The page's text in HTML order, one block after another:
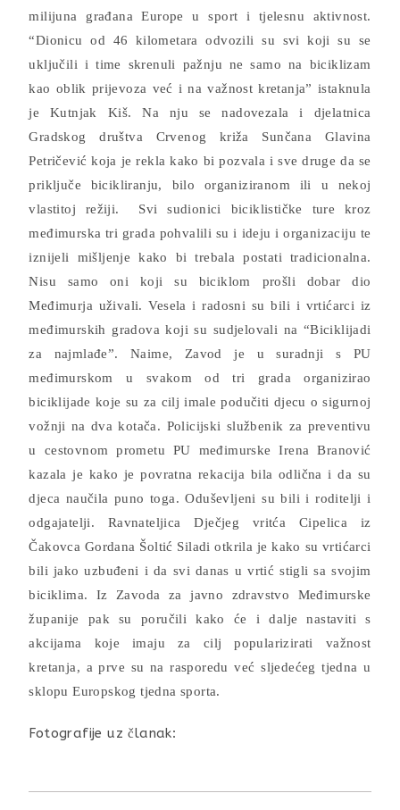
milijuna građana Europe u sport i tjelesnu aktivnost.
“Dionicu od 46 kilometara odvozili su svi koji su se
uključili i time skrenuli pažnju ne samo na biciklizam
kao oblik prijevoza već i na važnost kretanja” istaknula
je Kutnjak Kiš. Na nju se nadovezala i djelatnica
Gradskog društva Crvenog križa Sunčana Glavina
Petričević koja je rekla kako bi pozvala i sve druge da se
priključe bicikliranju, bilo organiziranom ili u nekoj
vlastitoj režiji. Svi sudionici biciklističke ture kroz
međimurska tri grada pohvalili su i ideju i organizaciju te
iznijeli mišljenje kako bi trebala postati tradicionalna.
Nisu samo oni koji su biciklom prošli dobar dio
Međimurja uživali. Vesela i radosni su bili i vrtićarci iz
međimurskih gradova koji su sudjelovali na “Biciklijadi
za najmlađe”. Naime, Zavod je u suradnji s PU
međimurskom u svakom od tri grada organizirao
biciklijade koje su za cilj imale podučiti djecu o sigurnoj
vožnji na dva kotača. Policijski službenik za preventivu
u cestovnom prometu PU međimurske Irena Branović
kazala je kako je povratna rekacija bila odlična i da su
djeca naučila puno toga. Oduševljeni su bili i roditelji i
odgajatelji. Ravnateljica Dječjeg vritća Cipelica iz
Čakovca Gordana Šoltić Siladi otkrila je kako su vrtićarci
bili jako uzbuđeni i da svi danas u vrtić stigli sa svojim
biciklima. Iz Zavoda za javno zdravstvo Međimurske
županije pak su poručili kako će i dalje nastaviti s
akcijama koje imaju za cilj popularizirati važnost
kretanja, a prve su na rasporedu već sljedećeg tjedna u
sklopu Europskog tjedna sporta.
Fotografije uz članak: